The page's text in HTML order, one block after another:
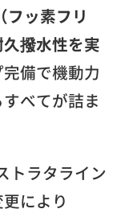
フッ素フリ
撥水性を実
備で機動力
べてが詰ま
トラタライン
により